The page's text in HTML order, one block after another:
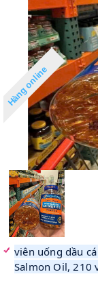
Hàng online
viên uống dầu
Salmon Oil, 210